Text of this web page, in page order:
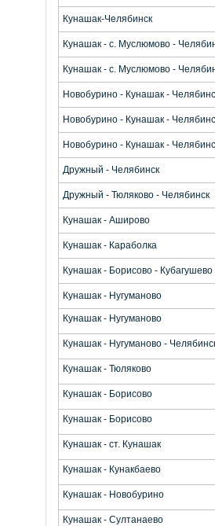
Кунашак-Челябинск
Кунашак - с. Муслюмово -
Кунашак - с. Муслюмово -
Новобурино - Кунашак -
Новобурино - Кунашак -
Новобурино - Кунашак -
Дружный - Челябинск
Дружный - Тюляково - Челябинск
Кунашак - Аширово
Кунашак - Караболка
Кунашак - Борисово - Кубагушево
Кунашак - Нугуманово
Кунашак - Нугуманово
Кунашак - Нугуманово -
Кунашак - Тюляково
Кунашак - Борисово
Кунашак - Борисово
Кунашак - ст. Кунашак
Кунашак - Кунакбаево
Кунашак - Новобурино
Кунашак - Султанаево